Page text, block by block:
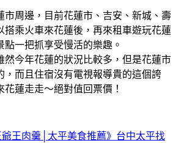
市周邊，目前花蓮市、吉安、新城、壽
搭乘火車來花蓮後，再來租車遊玩花蓮
一把抓享受慢活的樂趣。
然今年花蓮的狀況比較多，但是花蓮市
，而且住宿沒有電視報導貴的這個誇
蓮走走～絕對值回票價！
王肉羹│太平美食推薦》台中太平找